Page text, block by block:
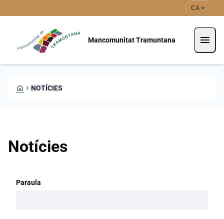
CA expand_more
Mancomunitat Tramuntana menu
HOME CHEVRON_RIGHT NOTÍCIES
Notícies
Paraula